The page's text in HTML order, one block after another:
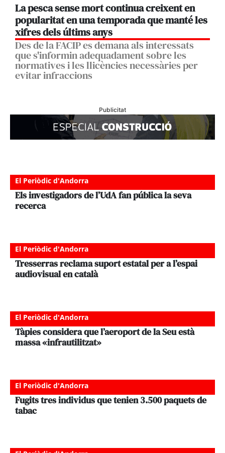
La pesca sense mort continua creixent en
popularitat en una temporada que manté les
xifres dels últims anys
Des de la FACIP es demana als interessats
que s'informin adequadament sobre les
normatives i les llicències necessàries per
evitar infraccions
Publicitat
El Periòdic d'Andorra
Els investigadors de l’UdA fan pública la seva
recerca
El Periòdic d'Andorra
Tresserras reclama suport estatal per a l’espai
audiovisual en català
El Periòdic d'Andorra
Tàpies considera que l’aeroport de la Seu està
massa «infrautilitzat»
El Periòdic d'Andorra
Fugits tres individus que tenien 3.500 paquets de
tabac